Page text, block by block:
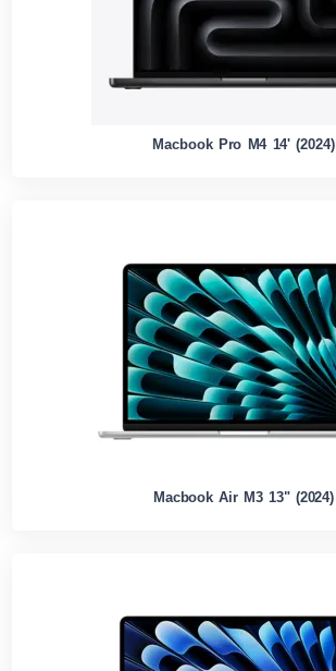
Macbook Pro M4 14' (2024)
Macbook Air M3 13" (2024)